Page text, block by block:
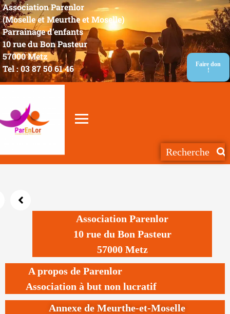
Association Parenlor
(Moselle et Meurthe et Moselle)
Parrainage d'enfants
10 rue du Bon Pasteur
57000 Metz
Tel : 03 87 50 61 46
Faire don
!
Association Parenlor
10 rue du Bon Pasteur
57000 Metz
A propos de Parenlor
Association à but non lucratif
Annexe de Meurthe-et-Moselle